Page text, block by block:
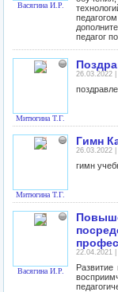
Васягина И.Р.
педагог
Митюгина Т.Г.
26.03.2022
Митюгина Т.Г.
Гимн
26.03.2022
гимн
Васягина И.Р.
22.04.2021
Развитие